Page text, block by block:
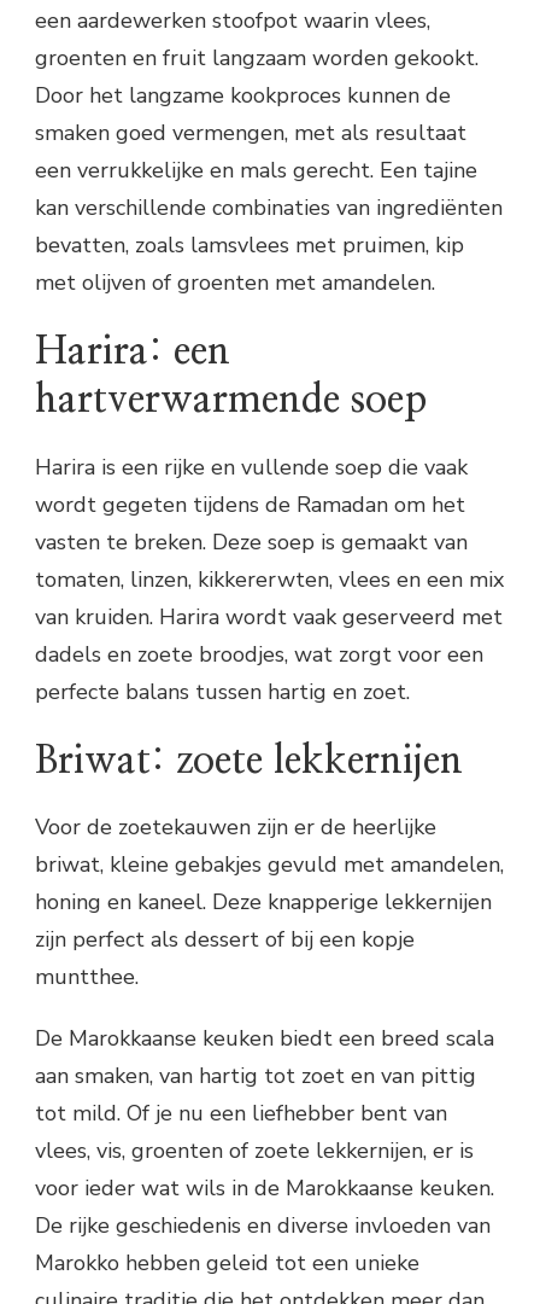
een aardewerken stoofpot waarin vlees,
groenten en fruit langzaam worden gekookt.
Door het langzame kookproces kunnen de
smaken goed vermengen, met als resultaat
een verrukkelijke en mals gerecht. Een tajine
kan verschillende combinaties van ingrediënten
bevatten, zoals lamsvlees met pruimen, kip
met olijven of groenten met amandelen.
Harira: een
hartverwarmende soep
Harira is een rijke en vullende soep die vaak
wordt gegeten tijdens de Ramadan om het
vasten te breken. Deze soep is gemaakt van
tomaten, linzen, kikkererwten, vlees en een mix
van kruiden. Harira wordt vaak geserveerd met
dadels en zoete broodjes, wat zorgt voor een
perfecte balans tussen hartig en zoet.
Briwat: zoete lekkernijen
Voor de zoetekauwen zijn er de heerlijke
briwat, kleine gebakjes gevuld met amandelen,
honing en kaneel. Deze knapperige lekkernijen
zijn perfect als dessert of bij een kopje
muntthee.
De Marokkaanse keuken biedt een breed scala
aan smaken, van hartig tot zoet en van pittig
tot mild. Of je nu een liefhebber bent van
vlees, vis, groenten of zoete lekkernijen, er is
voor ieder wat wils in de Marokkaanse keuken.
De rijke geschiedenis en diverse invloeden van
Marokko hebben geleid tot een unieke